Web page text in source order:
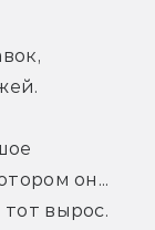
он...
вырос.